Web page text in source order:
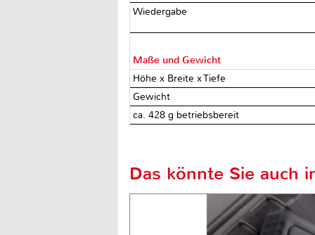
Wiedergabe
Maße und Gewicht
Höhe x Breite x Tiefe
Gewicht
ca. 428 g betriebsbereit
Das könnte Sie auch